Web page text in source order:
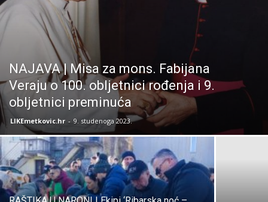
NAJAVA | Misa za mons. Fabijana
Veraju o 100. obljetnici rođenja i 9.
obljetnici preminuća
LIKEmetkovic.hr - 9. studenoga 2023.